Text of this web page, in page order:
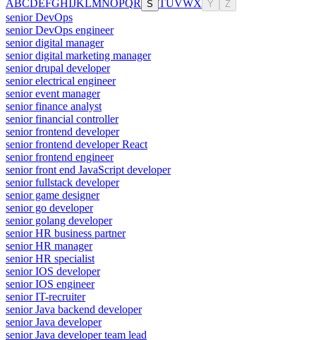
ABCDEFGHIJKLMNOPQR S TUVWX Y Z
senior DevOps
senior DevOps engineer
senior digital manager
senior digital marketing manager
senior drupal developer
senior electrical engineer
senior event manager
senior finance analyst
senior financial controller
senior frontend developer
senior frontend developer React
senior frontend engineer
senior front end JavaScript developer
senior fullstack developer
senior game designer
senior go developer
senior golang developer
senior HR business partner
senior HR manager
senior HR specialist
senior IOS developer
senior IOS engineer
senior IT-recruiter
senior Java backend developer
senior Java developer
senior Java developer team lead